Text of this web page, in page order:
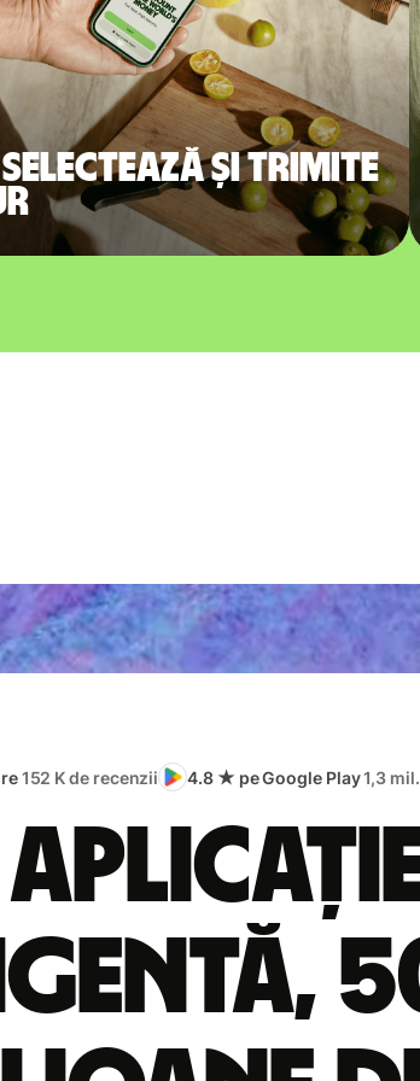
Selectează și trimite
152 K de recenzii 4.8 ★ pe Google Play1,3